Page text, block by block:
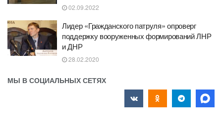
02.09.2022
Лидер «Гражданского патруля» опроверг
поддержку вооруженных формирований ЛНР
и ДНР
28.02.2020
МЫ В СОЦИАЛЬНЫХ СЕТЯХ